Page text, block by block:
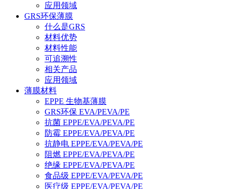
应用领域
GRS环保薄膜
什么是GRS
材料优势
材料性能
可追溯性
相关产品
应用领域
薄膜材料
EPPE 生物基薄膜
GRS环保 EVA/PEVA/PE
抗菌 EPPE/EVA/PEVA/PE
防霉 EPPE/EVA/PEVA/PE
抗静电 EPPE/EVA/PEVA/PE
阻燃 EPPE/EVA/PEVA/PE
绝缘 EPPE/EVA/PEVA/PE
食品级 EPPE/EVA/PEVA/PE
医疗级 EPPE/EVA/PEVA/PE